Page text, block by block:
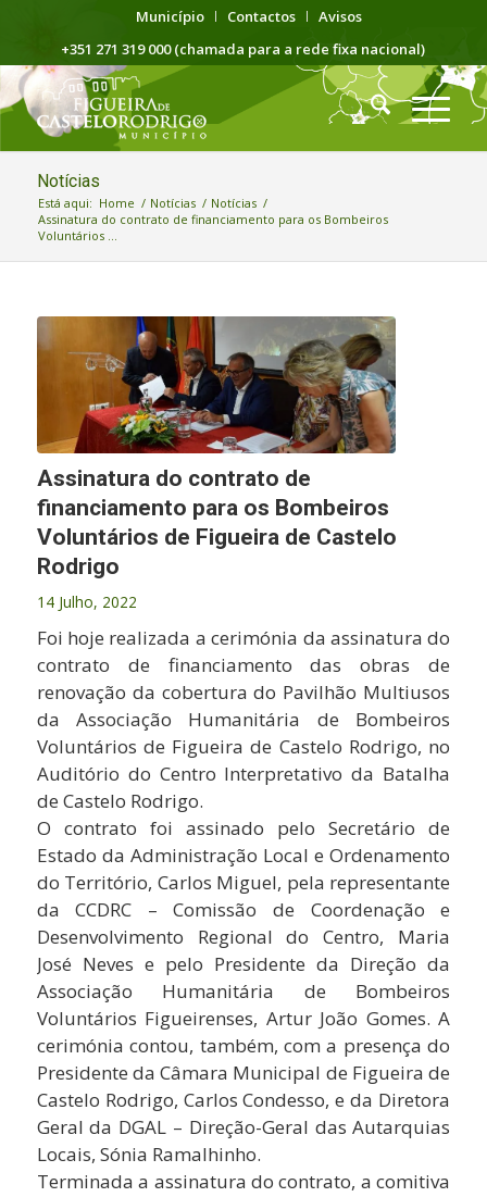
Município Contactos
Avisos
+351 271 319 000 (chamada para a rede fixa nacional)
Notícias
Está aqui: Home / Notícias / Notícias /
Assinatura do contrato de financiamento para os Bombeiros
Voluntários ...
Assinatura do contrato de
financiamento para os Bombeiros
Voluntários de Figueira de Castelo
Rodrigo
14 Julho, 2022
Foi hoje realizada a cerimónia da assinatura do
contrato de financiamento das obras de
renovação da cobertura do Pavilhão Multiusos
da Associação Humanitária de Bombeiros
Voluntários de Figueira de Castelo Rodrigo, no
Auditório do Centro Interpretativo da Batalha
de Castelo Rodrigo.
O contrato foi assinado pelo Secretário de
Estado da Administração Local e Ordenamento
do Território, Carlos Miguel, pela representante
da CCDRC – Comissão de Coordenação e
Desenvolvimento Regional do Centro, Maria
José Neves e pelo Presidente da Direção da
Associação Humanitária de Bombeiros
Voluntários Figueirenses, Artur João Gomes. A
cerimónia contou, também, com a presença do
Presidente da Câmara Municipal de Figueira de
Castelo Rodrigo, Carlos Condesso, e da Diretora
Geral da DGAL – Direção-Geral das Autarquias
Locais, Sónia Ramalhinho.
Terminada a assinatura do contrato, a comitiva